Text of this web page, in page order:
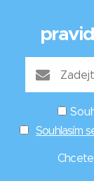
Souhlasím